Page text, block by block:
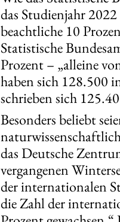
das Studienjahr
beachtliche 10
Statistische
Prozent – „alleine
haben sich 128.500
schrieben sich
Besonders beliebt
das Deutsche
vergangenen
der internationalen
die Zahl der